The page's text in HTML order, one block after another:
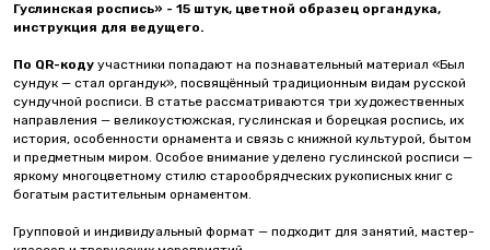
Гуслинская роспись» - 15 штук, цветной образец органдука,
инструкция для ведущего.
По QR-коду участники попадают на познавательный материал «Был
сундук — стал органдук», посвящённый традиционным видам русской
сундучной росписи. В статье рассматриваются три художественных
направления — великоустюжская, гуслинская и борецкая роспись, их
история, особенности орнамента и связь с книжной культурой, бытом
и предметным миром. Особое внимание уделено гуслинской росписи —
яркому многоцветному стилю старообрядческих рукописных книг с
богатым растительным орнаментом.
Групповой и индивидуальный формат — подходит для занятий, мастер-